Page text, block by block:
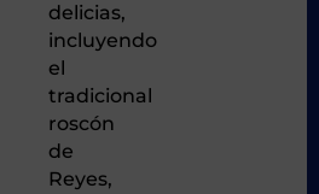
delicias,
incluyendo
el
tradicional
roscón
de
Reyes,